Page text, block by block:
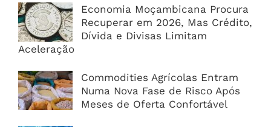
Economia Moçambicana Procura
Recuperar em 2026, Mas Crédito,
Dívida e Divisas Limitam
Aceleração
Commodities Agrícolas Entram
Numa Nova Fase de Risco Após
Meses de Oferta Confortável